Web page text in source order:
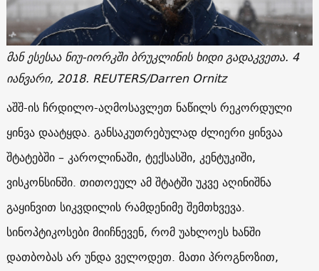
მან ესესაა ნიუ-იორკში ბრუკლინის ხიდი გადაკვეთა. 4
იანვარი, 2018. REUTERS/Darren Ornitz
აშშ-ის ჩრდილო-აღმოსავლეთ ნაწილს რეკორდული
ყინვა დაატყდა. განსაკუთრებულად ძლიერი ყინვაა
შტატებში – კაროლინაში, ტექსასში, კენტუკიში,
ვისკონსინში. თითოეულ ამ შტატში უკვე აღინიშნა
გაყინვით სიკვდილის რამდენიმე შემთხვევა.
სინოპტიკოსები მიიჩნევენ, რომ უახლოეს ხანში
დათბობას არ უნდა ველოდეთ. მათი პროგნოზით,